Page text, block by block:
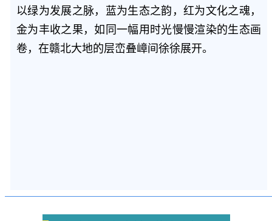
以绿为发展之脉，蓝为生态之韵，红为文化之魂，
金为丰收之果，如同一幅用时光慢慢渲染的生态画
卷，在赣北大地的层峦叠嶂间徐徐展开。